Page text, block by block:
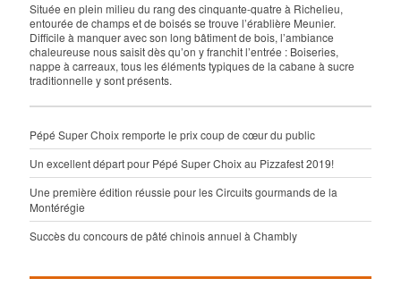
Située en plein milieu du rang des cinquante-quatre à Richelieu,
entourée de champs et de boisés se trouve l’érablière Meunier.
Difficile à manquer avec son long bâtiment de bois, l’ambiance
chaleureuse nous saisit dès qu’on y franchit l’entrée : Boiseries,
nappe à carreaux, tous les éléments typiques de la cabane à sucre
traditionnelle y sont présents.
Pépé Super Choix remporte le prix coup de cœur du public
Un excellent départ pour Pépé Super Choix au Pizzafest 2019!
Une première édition réussie pour les Circuits gourmands de la
Montérégie
Succès du concours de pâté chinois annuel à Chambly